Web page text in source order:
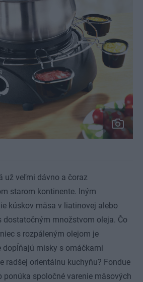
už veľmi dávno a čoraz
starom kontinente. Iným
kúskov mäsa v liatinovej alebo
dostatočným množstvom oleja. Čo
s rozpáleným olejom je
dopĺňajú misky s omáčkami
radšej orientálnu kuchyňu? Fondue
ponúka spoločné varenie mäsových